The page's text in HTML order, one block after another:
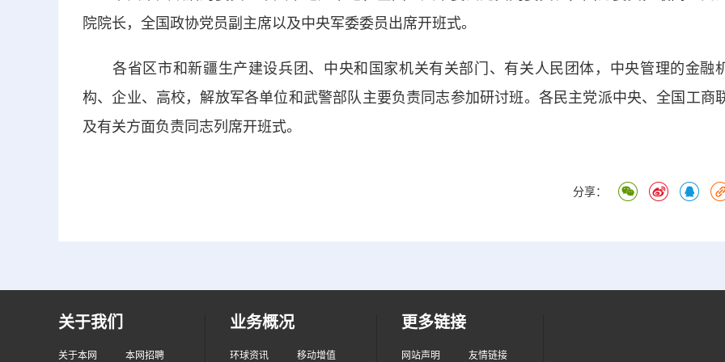
院院长，全国政协党员副主席以及中央军委委员出席开班式。
各省区市和新疆生产建设兵团、中央和国家机关有关部门、有关人民团体，中央管理的金融
构、企业、高校，解放军各单位和武警部队主要负责同志参加研讨班。各民主党派中央、全国工商
及有关方面负责同志列席开班式。
分享：
关于我们
关于本网 本网招聘
业务概况
环球资讯 移动增值
更多链接
网站声明 友情链接